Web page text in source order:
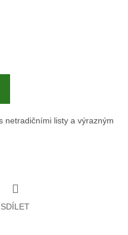
netradičními listy a výrazným
SDÍLET